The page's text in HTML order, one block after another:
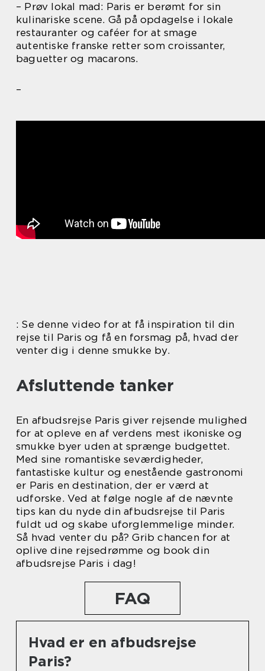
– Prøv lokal mad: Paris er berømt for sin
kulinariske scene. Gå på opdagelse i lokale
restauranter og caféer for at smage
autentiske franske retter som croissanter,
baguetter og macarons.
–
: Se denne video for at få inspiration til din
rejse til Paris og få en forsmag på, hvad der
venter dig i denne smukke by.
Afsluttende tanker
En afbudsrejse Paris giver rejsende mulighed
for at opleve en af verdens mest ikoniske og
smukke byer uden at sprænge budgettet.
Med sine romantiske seværdigheder,
fantastiske kultur og enestående gastronomi
er Paris en destination, der er værd at
udforske. Ved at følge nogle af de nævnte
tips kan du nyde din afbudsrejse til Paris
fuldt ud og skabe uforglemmelige minder.
Så hvad venter du på? Grib chancen for at
oplive dine rejsedrømme og book din
afbudsrejse Paris i dag!
FAQ
Hvad er en afbudsrejse
Paris?